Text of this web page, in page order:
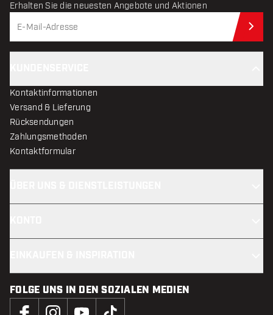
Erhalten Sie die neuesten Angebote und Aktionen
Kontaktinformationen
Versand & Lieferung
Rücksendungen
Zahlungsmethoden
Kontaktformular
FOLGE UNS IN DEN SOZIALEN MEDIEN